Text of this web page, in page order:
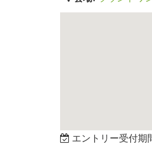
エントリー受付期